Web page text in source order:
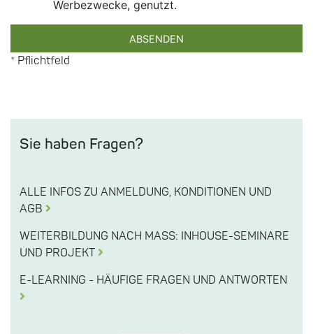
Werbezwecke, genutzt.
ABSENDEN
* Pflichtfeld
Sie haben Fragen?
ALLE INFOS ZU ANMELDUNG, KONDITIONEN UND
AGB
WEITERBILDUNG NACH MASS: INHOUSE-SEMINARE
UND PROJEKT
E-LEARNING - HÄUFIGE FRAGEN UND ANTWORTEN